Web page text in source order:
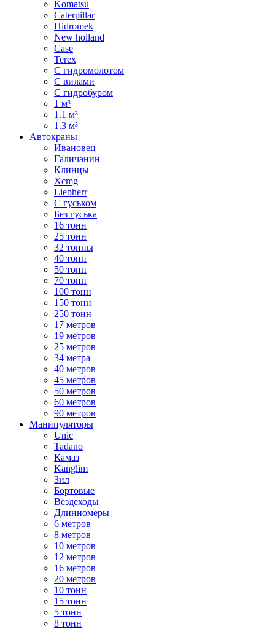
Komatsu
Caterpillar
Hidromek
New holland
Case
Terex
С гидромолотом
С вилами
С гидробуром
1 м³
1.1 м³
1.3 м³
Автокраны
Ивановец
Галичанин
Клинцы
Xcmg
Liebherr
С гуськом
Без гуська
16 тонн
25 тонн
32 тонны
40 тонн
50 тонн
70 тонн
100 тонн
150 тонн
250 тонн
17 метров
19 метров
25 метров
34 метра
40 метров
45 метров
50 метров
60 метров
90 метров
Манипуляторы
Unic
Tadano
Камаз
Kanglim
Зил
Бортовые
Вездеходы
Длинномеры
6 метров
8 метров
10 метров
12 метров
16 метров
20 метров
10 тонн
15 тонн
5 тонн
8 тонн